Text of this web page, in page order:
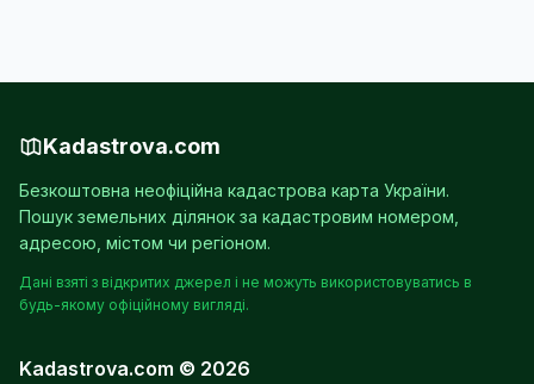
Kadastrova.com
Безкоштовна неофіційна кадастрова карта України.
Пошук земельних ділянок за кадастровим номером,
адресою, містом чи регіоном.
Дані взяті з відкритих джерел і не можуть використовуватись в
будь-якому офіційному вигляді.
Kadastrova.com © 2026